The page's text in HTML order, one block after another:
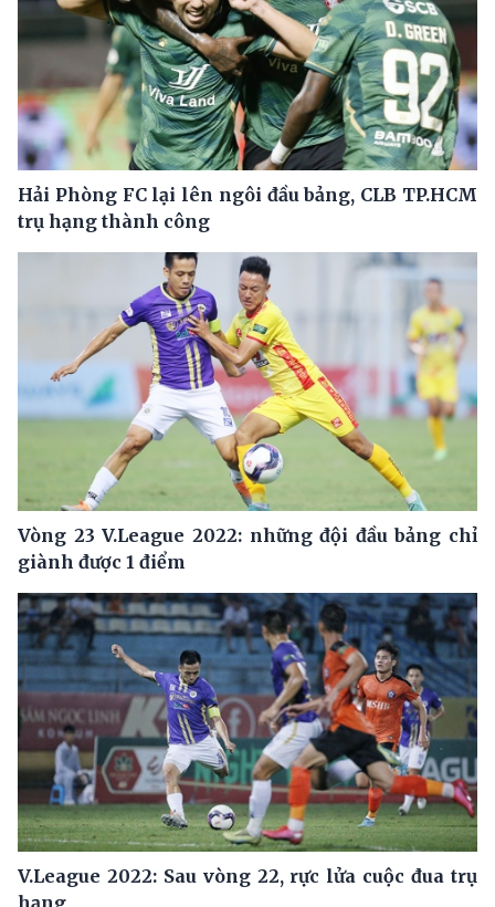
Hải Phòng FC lại lên ngôi đầu bảng, CLB TP.HCM
trụ hạng thành công
Vòng 23 V.League 2022: những đội đầu bảng chỉ
giành được 1 điểm
V.League 2022: Sau vòng 22, rực lửa cuộc đua trụ
hạng